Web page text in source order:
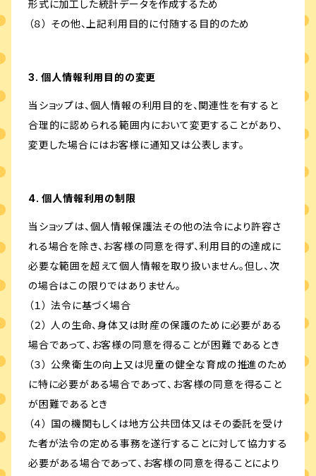
形式に加工した統計データを作成するため
（８） その他、上記利用目的に付随する目的のため
3. 個人情報利用目的の変更
当ショップは、個人情報の利用目的を、関連性を有すると
合理的に認められる範囲内において変更することがあり、
変更した場合にはお客様に通知又は公表します。
4. 個人情報利用の制限
当ショップは、個人情報保護法その他の法令により許容さ
れる場合を除き、お客様の同意を得ず、利用目的の達成に
必要な範囲を超えて個人情報を取り扱いません。但し、次
の場合はこの限りではありません。
（１） 法令に基づく場合
（２） 人の生命、身体又は財産の保護のために必要がある
場合であって、お客様の同意を得ることが困難であるとき
（３） 公衆衛生の向上又は児童の健全な育成の推進のため
に特に必要がある場合であって、お客様の同意を得ること
が困難であるとき
（４） 国の機関もしくは地方公共団体又はその委託を受け
た者が法令の定める事務を遂行することに対して協力する
必要がある場合であって、お客様の同意を得ることにより